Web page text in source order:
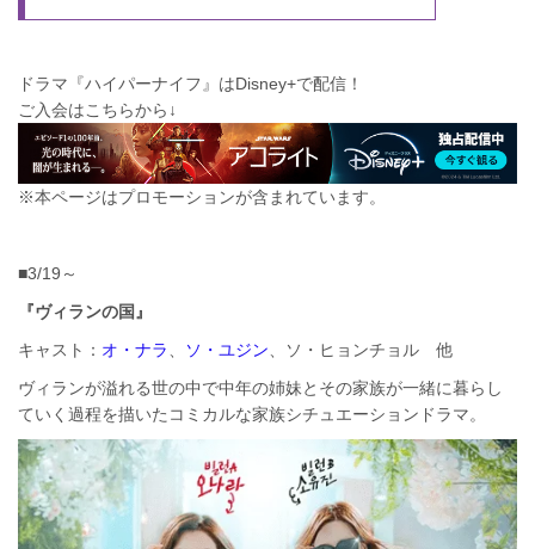
ドラマ『ハイパーナイフ』はDisney+で配信！
ご入会はこちらから↓
※本ページはプロモーションが含まれています。
■3/19～
『ヴィランの国』
キャスト： オ・ナラ、 ソ・ユジン、ソ・ヒョンチョル 他
ヴィランが溢れる世の中で中年の姉妹とその家族が一緒に暮らし
ていく過程を描いたコミカルな家族シチュエーションドラマ。